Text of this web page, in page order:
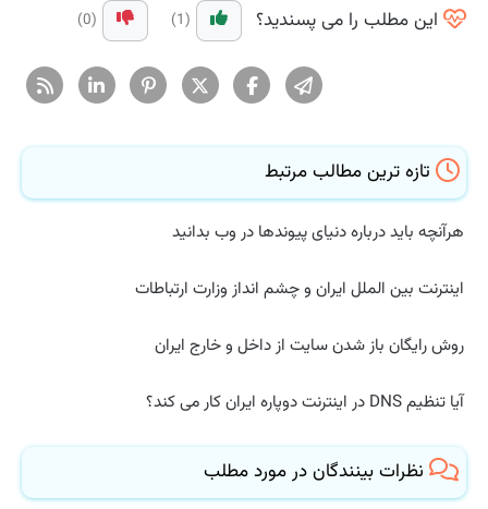
این مطلب را می پسندید؟ (1)
(0)
تازه ترین مطالب مرتبط
هرآنچه باید درباره دنیای پیوندها در وب بدانید
اینترنت بین الملل ایران و چشم انداز وزارت ارتباطات
روش رایگان باز شدن سایت از داخل و خارج ایران
آیا تنظیم DNS در اینترنت دوپاره ایران کار می کند؟
نظرات بینندگان در مورد مطلب